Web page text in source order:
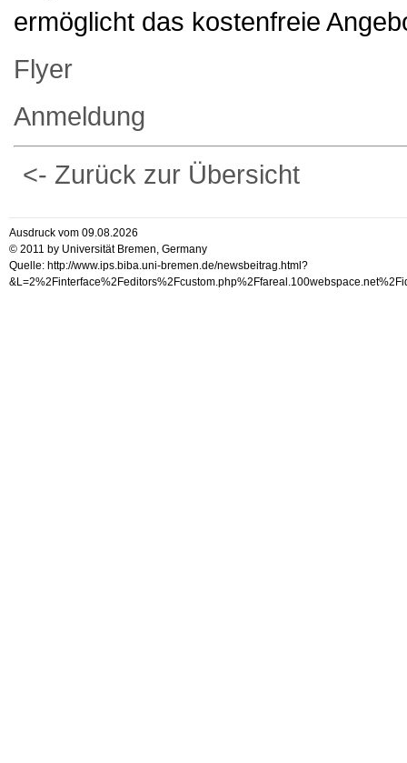
ermöglicht das kostenfreie
Flyer
Anmeldung
<- Zurück zur Übersicht
Ausdruck vom 09.08.2026
© 2011 by Universität Bremen, Germany
Quelle: http://www.ips.biba.uni-bremen.de/newsbeitrag.html?